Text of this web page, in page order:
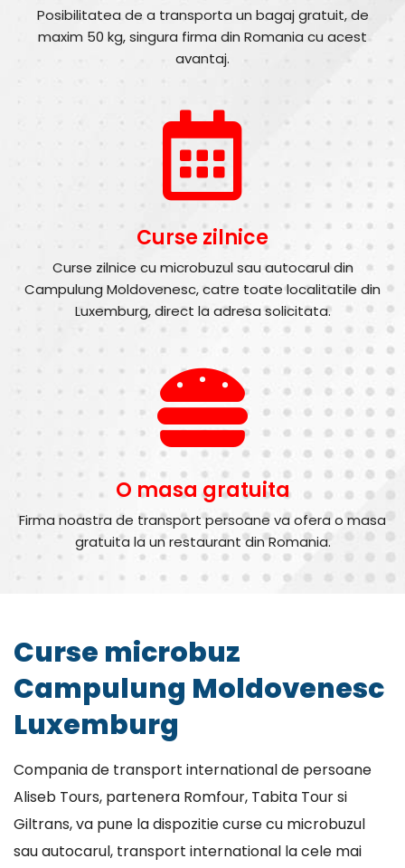
Posibilitatea de a transporta un bagaj gratuit, de
maxim 50 kg, singura firma din Romania cu acest
avantaj.
Curse zilnice
Curse zilnice cu microbuzul sau autocarul din
Campulung Moldovenesc, catre toate localitatile din
Luxemburg, direct la adresa solicitata.
O masa gratuita
Firma noastra de transport persoane va ofera o masa
gratuita la un restaurant din Romania.
Curse microbuz
Campulung Moldovenesc
Luxemburg
Compania de transport international de persoane
Aliseb Tours, partenera Romfour, Tabita Tour si
Giltrans, va pune la dispozitie curse cu microbuzul
sau autocarul, transport international la cele mai